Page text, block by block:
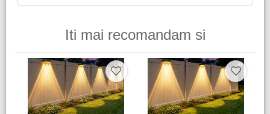
Iti mai recomandam si